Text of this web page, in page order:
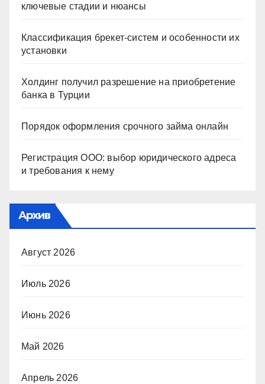
ключевые стадии и нюансы
Классификация брекет-систем и особенности их
установки
Холдинг получил разрешение на приобретение
банка в Турции
Порядок оформления срочного займа онлайн
Регистрация ООО: выбор юридического адреса
и требования к нему
Архив
Август 2026
Июль 2026
Июнь 2026
Май 2026
Апрель 2026